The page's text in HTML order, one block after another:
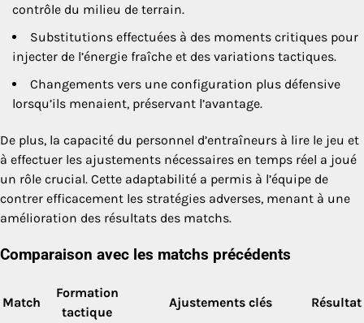
contrôle du milieu de terrain.
Substitutions effectuées à des moments critiques pour
injecter de l’énergie fraîche et des variations tactiques.
Changements vers une configuration plus défensive
lorsqu’ils menaient, préservant l’avantage.
De plus, la capacité du personnel d’entraîneurs à lire le jeu et
à effectuer les ajustements nécessaires en temps réel a joué
un rôle crucial. Cette adaptabilité a permis à l’équipe de
contrer efficacement les stratégies adverses, menant à une
amélioration des résultats des matchs.
Comparaison avec les matchs précédents
Match
Formation
tactique
Ajustements clés Résultat